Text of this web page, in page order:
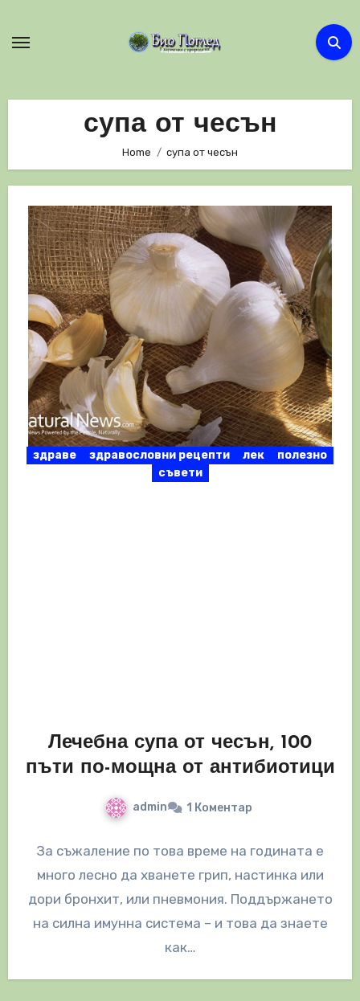
супа от чесън
Home супа от чесън
здраве здравословни рецепти лек
полезно
съвети
Лечебна супа от чесън, 100
пъти по-мощна от антибиотици
admin 1 Коментар
За съжаление по това време на годината е
много лесно да хванете грип, настинка или
дори бронхит, или пневмония. Поддържането
на силна имунна система – и това да знаете
как…